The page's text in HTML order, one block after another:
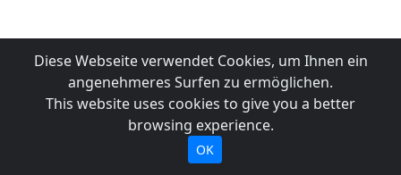
Diese Webseite verwendet Cookies, um Ihnen ein
angenehmeres Surfen zu ermöglichen.
This website uses cookies to give you a better
browsing experience.
OK